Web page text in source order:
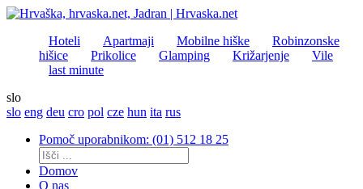
Hoteli Apartmaji Mobilne hiške
Robinzonske
hišice
Prikolice Glamping Križarjenje
Vile
last minute
slo
slo eng deu cro pol cze hun ita rus
Pomoč uporabnikom: (01) 512 18 25
Domov
O nas